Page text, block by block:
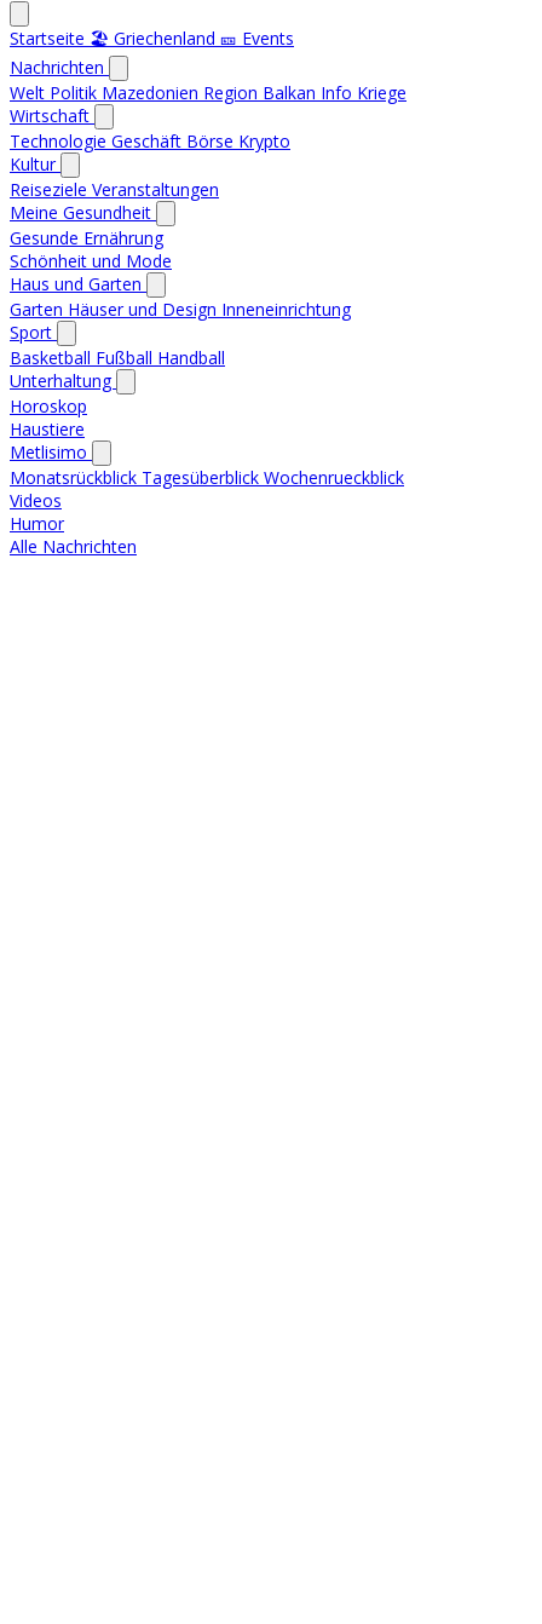
Startseite 🏖️ Griechenland 🎫 Events
Nachrichten
Welt Politik Mazedonien Region Balkan Info Kriege
Wirtschaft
Technologie Geschäft Börse Krypto
Kultur
Reiseziele Veranstaltungen
Meine Gesundheit
Gesunde Ernährung
Schönheit und Mode
Haus und Garten
Garten Häuser und Design Inneneinrichtung
Sport
Basketball Fußball Handball
Unterhaltung
Horoskop
Haustiere
Metlisimo
Monatsrückblick Tagesüberblick Wochenrueckblick
Videos
Humor
Alle Nachrichten